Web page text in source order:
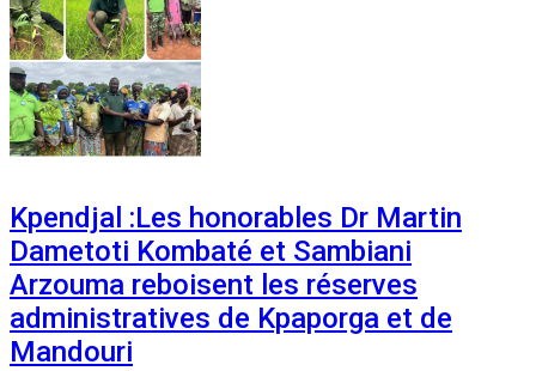
Kpendjal :Les honorables Dr Martin
Dametoti Kombaté et Sambiani
Arzouma reboisent les réserves
administratives de Kpaporga et de
Mandouri